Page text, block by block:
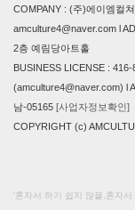
COMPANY : (주)에이엠컬
amculture4@naver.com l
2층 예림당아트홀
BUSINESS LICENSE :
(amculture4@naver.com) l
남-05165 [사업자정보확인]
COPYRIGHT (c)
'혼자서 하기 쉽지 않을,혼자